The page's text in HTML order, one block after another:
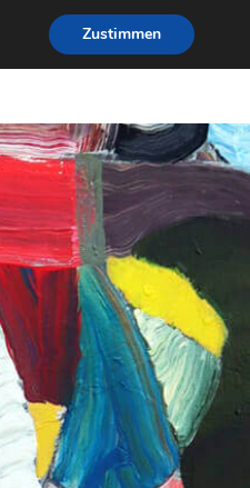
Zustimmen